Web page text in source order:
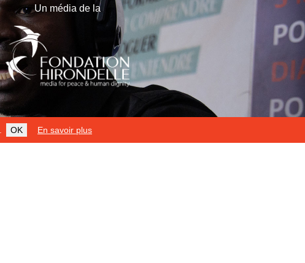
OK En savoir plus
Un média de la